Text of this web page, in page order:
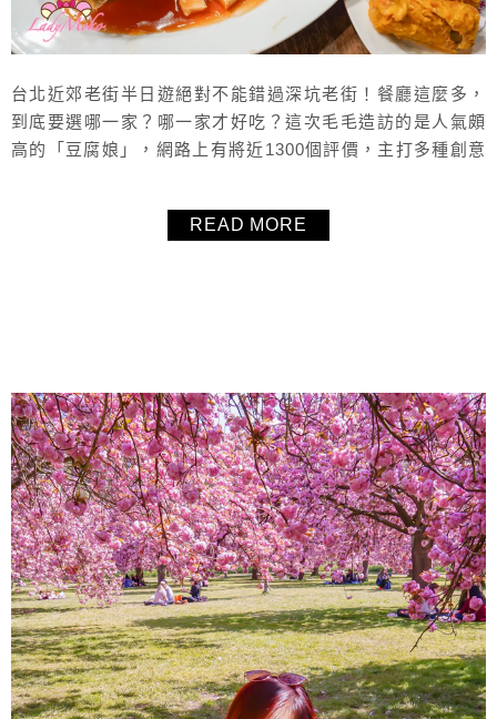
台北近郊老街半日遊絕對不能錯過深坑老街！餐廳這麼多，
到底要選哪一家？哪一家才好吃？這次毛毛造訪的是人氣頗
高的「豆腐娘」，網路上有將近1300個評價，主打多種創意
通方便，服務也超級親切，讓人吃得滿足又開心。如果你正
READ MORE
About